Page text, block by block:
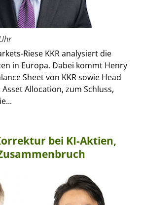
Riese KKR analysiert die
in Europa. Dabei kommt Henry
Sheet von KKR sowie Head
Allocation, zum Schluss,
bei KI-Aktien,